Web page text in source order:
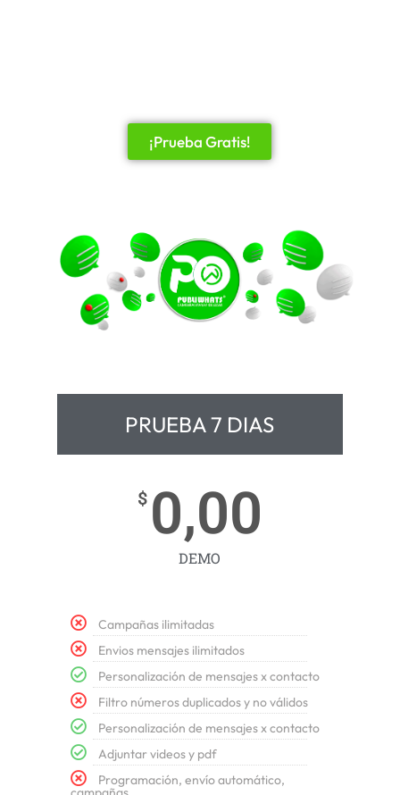
¡Prueba Gratis!
PRUEBA 7 DIAS
$ 0,00
DEMO
Campañas ilimitadas
Envios mensajes ilimitados
Personalización de mensajes x contacto
Filtro números duplicados y no válidos
Personalización de mensajes x contacto
Adjuntar videos y pdf
Programación, envío automático,